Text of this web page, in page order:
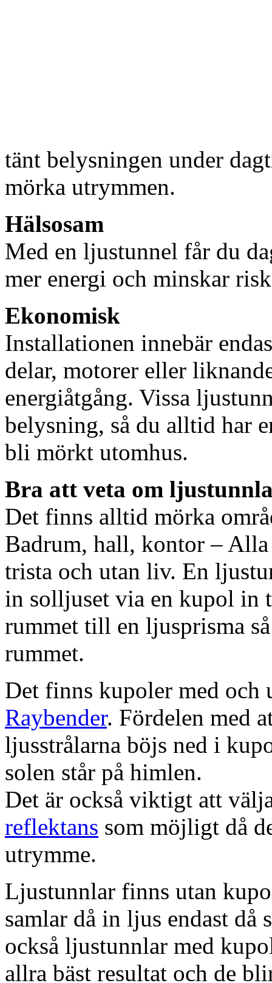
tänt belysningen under
mörka utrymmen.
Hälsosam
Med en ljustunnel får du
mer energi och minskar
Ekonomisk
Installationen innebär
delar, motorer eller
energiåtgång. Vissa
belysning, så du alltid har
bli mörkt utomhus.
Bra att veta om
Det finns alltid mörka
Badrum, hall, kontor – Alla
trista och utan liv. En
in solljuset via en kupol in
rummet till en ljusprisma
rummet.
Det finns kupoler med och
Raybender. Fördelen med
ljusstrålarna böjs ned i
solen står på himlen.
Det är också viktigt att
reflektans som möjligt då
utrymme.
Ljustunnlar finns utan
samlar då in ljus endast då
också ljustunnlar med
allra bäst resultat och de